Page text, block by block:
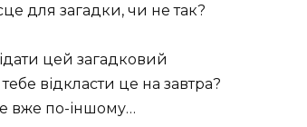
для загадки, чи не так?
цей загадковий
відкласти це на завтра?
вже по-іншому…